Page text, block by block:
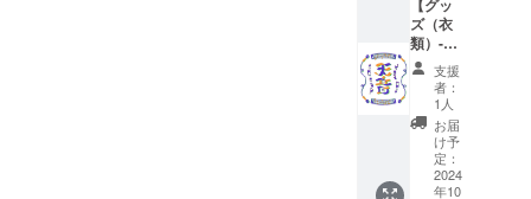
ズ（衣
類）-当
日会場
受取
り-】
『らー
みデザ
イン』
さまが
デザイ
支援
者：
1人
お届
け予
定：
2024
年10